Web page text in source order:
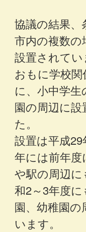
協議の結果
市内の複数
設置されてい
おもに学校関
に、小中学
園の周辺に
た。
設置は平成
年には前年
や駅の周辺
和2～3年度
園、幼稚園
います。